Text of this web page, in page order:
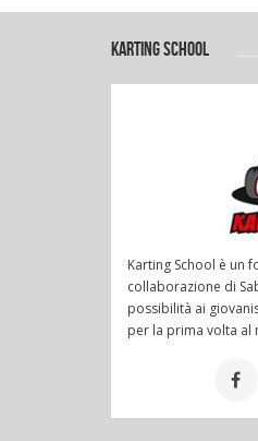
KARTING SCHOOL
Karting School è un
collaborazione di
possibilità ai
per la prima volta al